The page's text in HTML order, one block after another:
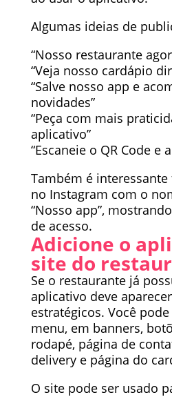
Algumas ideias de
“Nosso restaurante
“Veja nosso cardápio
“Salve nosso app e
novidades”
“Peça com mais
aplicativo”
“Escaneie o QR Code e
Também é
no Instagram com o
“Nosso app”,
de acesso.
Adicione o
site do
Se o restaurante já
aplicativo deve
estratégicos. Você
menu, em banners,
rodapé, página de
delivery e página do
O site pode ser usado